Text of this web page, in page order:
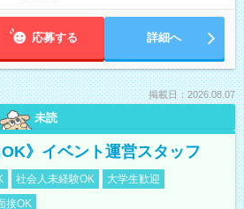
応募する 詳細へ
掲載日：2026.08.07
未読
OK》イベント運営スタッフ
社会人未経験OK
大学生歓迎
接OK